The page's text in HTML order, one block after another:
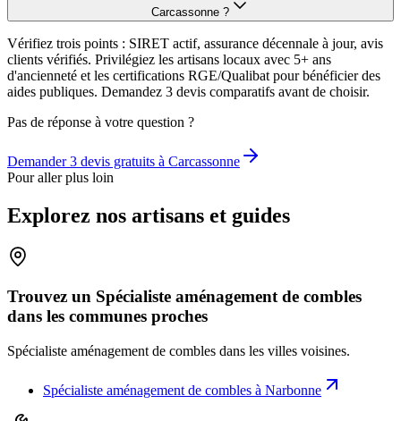
Carcassonne ?
Vérifiez trois points : SIRET actif, assurance décennale à jour, avis
clients vérifiés. Privilégiez les artisans locaux avec 5+ ans
d'ancienneté et les certifications RGE/Qualibat pour bénéficier des
aides publiques. Demandez 3 devis comparatifs avant de choisir.
Pas de réponse à votre question ?
Demander 3 devis gratuits à Carcassonne
Pour aller plus loin
Explorez nos artisans et guides
Trouvez un Spécialiste aménagement de combles
dans les communes proches
Spécialiste aménagement de combles dans les villes voisines.
Spécialiste aménagement de combles à Narbonne